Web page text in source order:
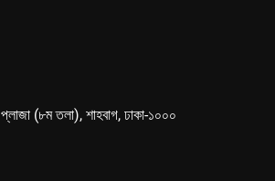
(৮ম তলা), শাহবাগ, ঢাকা-১০০০